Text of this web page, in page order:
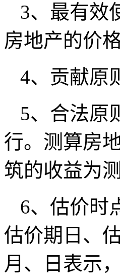
3、最有效
房地产的价格
4、贡献原
5、合法原
行。测算房
筑的收益为
6、估价时
估价期日、
月、日表示